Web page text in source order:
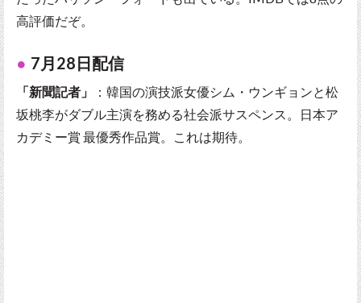
高評価だぞ。
7月28日配信
「新聞記者」
：韓国の演技派女優シム・ウンギョンと松
坂桃李がダブル主演を務める社会派サスペンス。日本ア
カデミー賞 最優秀作品賞。これは期待。